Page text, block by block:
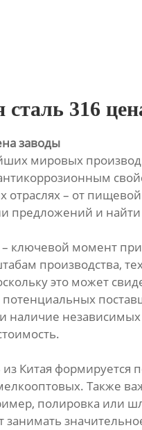
316
заводы
мировых
отраслях – от
предложений и
ключевой момент
производства,
это может
наличие
Китая формируется
Также
полировка или
занимать